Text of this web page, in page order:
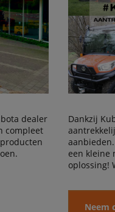
dealer
compleet
Dankzij
een kleine
oplossing!
Neem